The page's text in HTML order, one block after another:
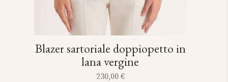
Blazer sartoriale doppiopetto in
lana vergine
230,00 €